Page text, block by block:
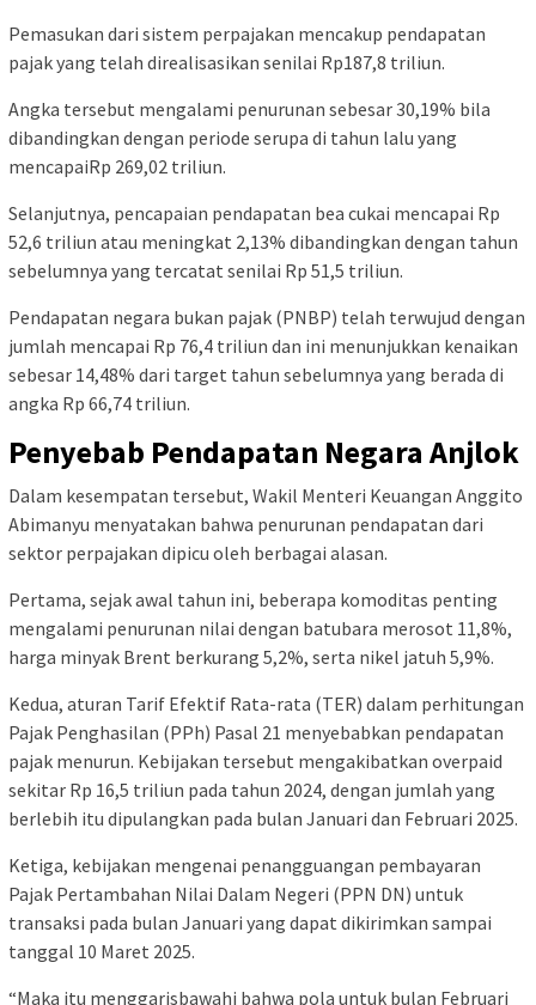
Pemasukan dari sistem perpajakan mencakup pendapatan
pajak yang telah direalisasikan senilai Rp187,8 triliun.
Angka tersebut mengalami penurunan sebesar 30,19% bila
dibandingkan dengan periode serupa di tahun lalu yang
mencapaiRp 269,02 triliun.
Selanjutnya, pencapaian pendapatan bea cukai mencapai Rp
52,6 triliun atau meningkat 2,13% dibandingkan dengan tahun
sebelumnya yang tercatat senilai Rp 51,5 triliun.
Pendapatan negara bukan pajak (PNBP) telah terwujud dengan
jumlah mencapai Rp 76,4 triliun dan ini menunjukkan kenaikan
sebesar 14,48% dari target tahun sebelumnya yang berada di
angka Rp 66,74 triliun.
Penyebab Pendapatan Negara Anjlok
Dalam kesempatan tersebut, Wakil Menteri Keuangan Anggito
Abimanyu menyatakan bahwa penurunan pendapatan dari
sektor perpajakan dipicu oleh berbagai alasan.
Pertama, sejak awal tahun ini, beberapa komoditas penting
mengalami penurunan nilai dengan batubara merosot 11,8%,
harga minyak Brent berkurang 5,2%, serta nikel jatuh 5,9%.
Kedua, aturan Tarif Efektif Rata-rata (TER) dalam perhitungan
Pajak Penghasilan (PPh) Pasal 21 menyebabkan pendapatan
pajak menurun. Kebijakan tersebut mengakibatkan overpaid
sekitar Rp 16,5 triliun pada tahun 2024, dengan jumlah yang
berlebih itu dipulangkan pada bulan Januari dan Februari 2025.
Ketiga, kebijakan mengenai penangguangan pembayaran
Pajak Pertambahan Nilai Dalam Negeri (PPN DN) untuk
transaksi pada bulan Januari yang dapat dikirimkan sampai
tanggal 10 Maret 2025.
“Maka itu menggarisbawahi bahwa pola untuk bulan Februari